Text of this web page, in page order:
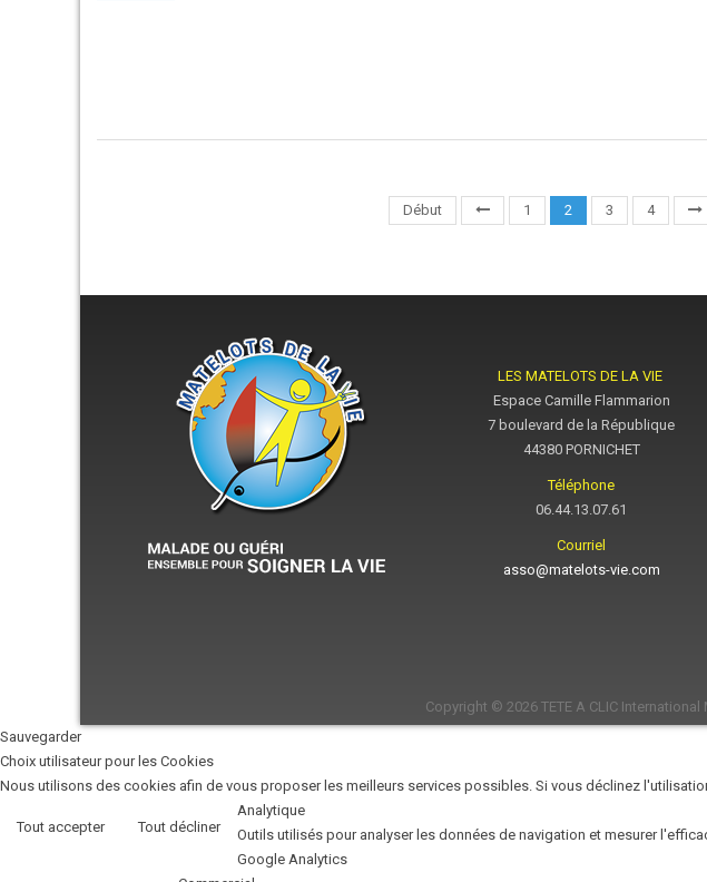
Début 1 2 3 4
LES MATELOTS DE LA VIE
Espace Camille Flammarion
7 boulevard de la République
44380 PORNICHET
Téléphone
06.44.13.07.61
Courriel
asso@matelots-vie.com
Copyright © 2026 TETE A CLIC
Sauvegarder
Choix utilisateur pour les Cookies
Nous utilisons des cookies afin de vous proposer les meilleurs services possibles. Si vous déclinez
Tout accepter Tout décliner
Analytique
Outils utilisés pour analyser les données de navigation et mesurer
Google Analytics